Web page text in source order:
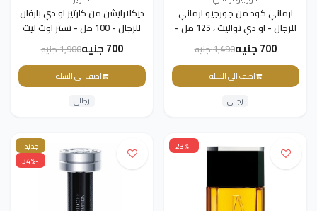
ارماني كود من جورجيو ارماني
للرجال - او دي تواليت ، 125 مل -
تستر اوت ليت 700 جنيه 1,490 جنيه
اضف الى السلة
رجالى
ديكلارايشن من كارتير او دي بارفان
للرجال - 100 مل - تستر اوت ليت
700 جنيه 1,900 جنيه
اضف الى السلة
رجالى
-23%
جديد
-34%